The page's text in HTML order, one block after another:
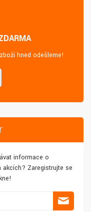
hned odešleme!
informace o
akcích? Zaregistrujte se